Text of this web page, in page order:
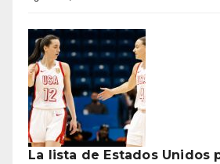
La lista de Estados Unidos